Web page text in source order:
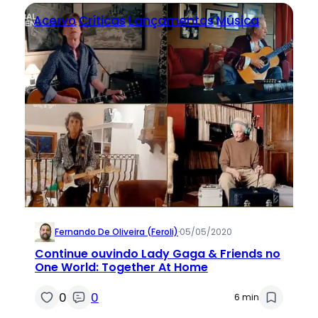
AcervoCríticasLançamentosMúsica
Fernando De Oliveira (feroli)·05/05/2020
Continue ouvindo Lady Gaga & Friends no
One World: Together At Home
0 0 6 min